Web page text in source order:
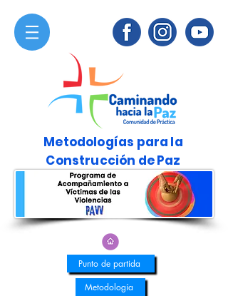
Metodologías para la
Construcción de Paz
Punto de partida
Metodología